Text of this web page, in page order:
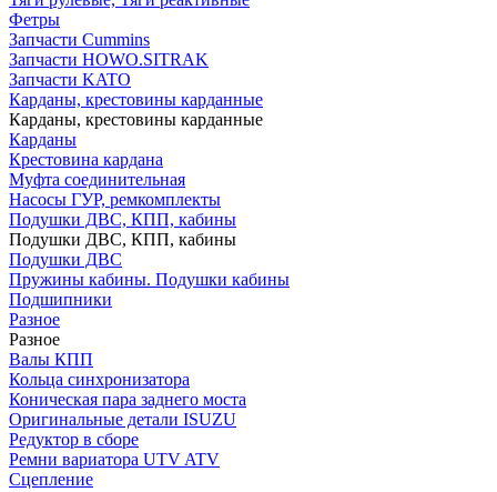
Фетры
Запчасти Cummins
Запчасти HOWO.SITRAK
Запчасти KATO
Карданы, крестовины карданные
Карданы, крестовины карданные
Карданы
Крестовина кардана
Муфта соединительная
Насосы ГУР, ремкомплекты
Подушки ДВС, КПП, кабины
Подушки ДВС, КПП, кабины
Подушки ДВС
Пружины кабины. Подушки кабины
Подшипники
Разное
Разное
Валы КПП
Кольца синхронизатора
Коническая пара заднего моста
Оригинальные детали ISUZU
Редуктор в сборе
Ремни вариатора UTV ATV
Сцепление